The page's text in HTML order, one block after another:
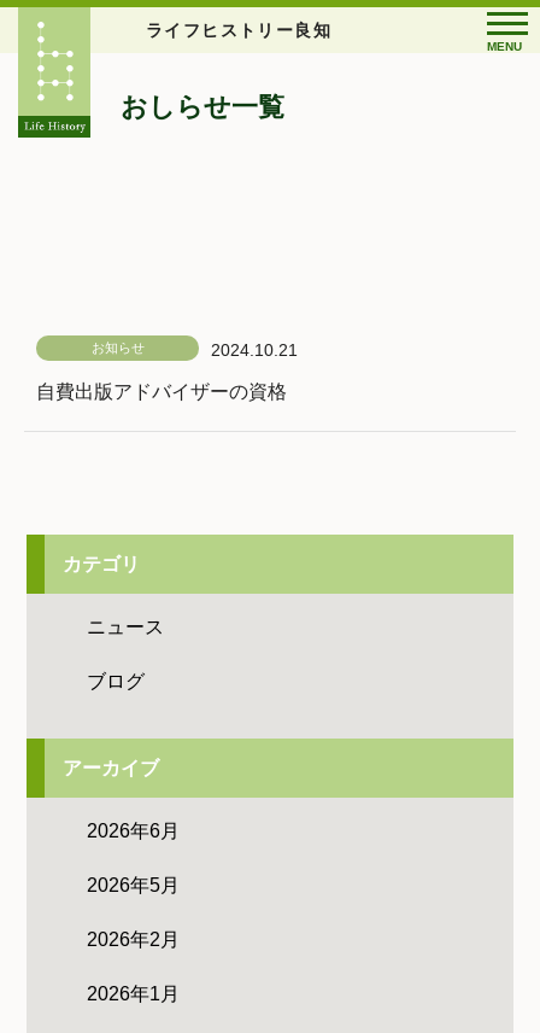
ライフヒストリー良知
MENU
おしらせ一覧
お知らせ 2024.10.21
自費出版アドバイザーの資格
カテゴリ
ニュース
ブログ
アーカイブ
2026年6月
2026年5月
2026年2月
2026年1月